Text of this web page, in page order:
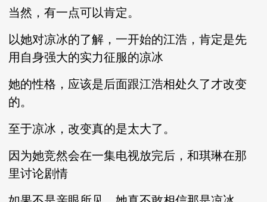
当然，有一点可以肯定。
以她对凉冰的了解，一开始的江浩，肯定是先
用自身强大的实力征服的凉冰
她的性格，应该是后面跟江浩相处久了才改变
的。
至于凉冰，改变真的是太大了。
因为她竞然会在一集电视放完后，和琪琳在那
里讨论剧情